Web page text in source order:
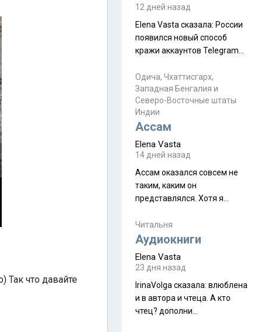
Так что давайте
Пошли туда, потому что я
отзывов. По мне – сплошная
физуха, долгий спуск, потом
подъем по этому же пути.
Пока
12 дней назад
Elena Vasta сказалa: России
появился новый способ
кражи аккаунтов Telegram
Прочитайте! У моих двух
знакомых вот так увели
аккаунты
Одича, Чхаттисгарх,
Западная Бенгалия и
Северо-Восточные штаты
Индии
Ассам
Elena Vasta
14 дней назад
Ассам оказался совсем не
таким, каким он
представлялся. Хотя я
краешек, но все же схватила
ауру штата, как-то он меня
природа, мягкие
такая как бы переходная
ступень между привычной
нам Индией и остальными
Читальня
Аудиокниги
Elena Vasta
23 дня назад
IrinaVolga сказалa: влюблена
и в автора и чтеца. А кто
чтец? дополни